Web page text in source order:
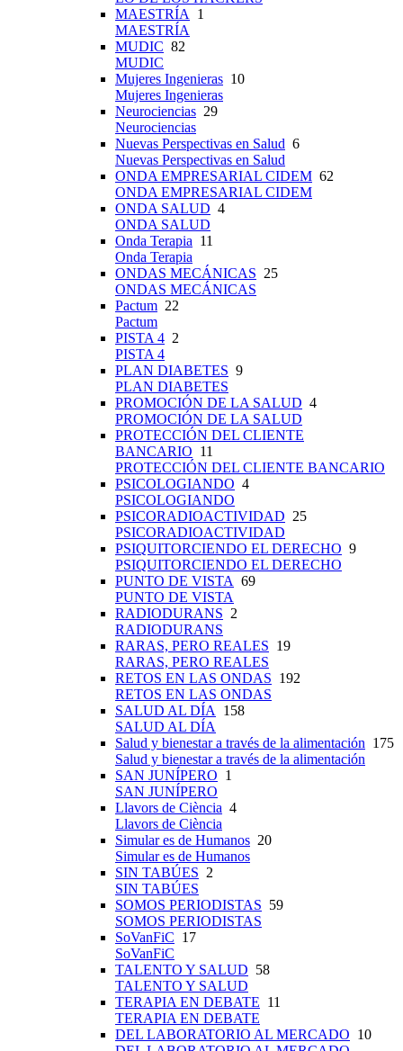
MAESTRÍA 1
MAESTRÍA
MUDIC 82
MUDIC
Mujeres Ingenieras 10
Mujeres Ingenieras
Neurociencias 29
Neurociencias
Nuevas Perspectivas en Salud 6
Nuevas Perspectivas en Salud
ONDA EMPRESARIAL CIDEM 62
ONDA EMPRESARIAL CIDEM
ONDA SALUD 4
ONDA SALUD
Onda Terapia 11
Onda Terapia
ONDAS MECÁNICAS 25
ONDAS MECÁNICAS
Pactum 22
Pactum
PISTA 4 2
PISTA 4
PLAN DIABETES 9
PLAN DIABETES
PROMOCIÓN DE LA SALUD 4
PROMOCIÓN DE LA SALUD
PROTECCIÓN DEL CLIENTE
BANCARIO 11
PROTECCIÓN DEL CLIENTE BANCARIO
PSICOLOGIANDO 4
PSICOLOGIANDO
PSICORADIOACTIVIDAD 25
PSICORADIOACTIVIDAD
PSIQUITORCIENDO EL DERECHO 9
PSIQUITORCIENDO EL DERECHO
PUNTO DE VISTA 69
PUNTO DE VISTA
RADIODURANS 2
RADIODURANS
RARAS, PERO REALES 19
RARAS, PERO REALES
RETOS EN LAS ONDAS 192
RETOS EN LAS ONDAS
SALUD AL DÍA 158
SALUD AL DÍA
Salud y bienestar a través de la alimentación 175
Salud y bienestar a través de la alimentación
SAN JUNÍPERO 1
SAN JUNÍPERO
Llavors de Ciència 4
Llavors de Ciència
Simular es de Humanos 20
Simular es de Humanos
SIN TABÚES 2
SIN TABÚES
SOMOS PERIODISTAS 59
SOMOS PERIODISTAS
SoVanFiC 17
SoVanFiC
TALENTO Y SALUD 58
TALENTO Y SALUD
TERAPIA EN DEBATE 11
TERAPIA EN DEBATE
DEL LABORATORIO AL MERCADO 10